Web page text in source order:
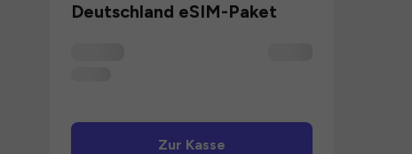
Deutschland eSIM-Paket
Zur Kasse